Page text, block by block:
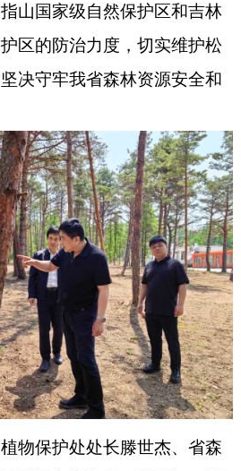
山国家级自然保护区和吉林
区的防治力度，切实维护松
决守牢我省森林资源安全和
物保护处处长滕世杰、省森